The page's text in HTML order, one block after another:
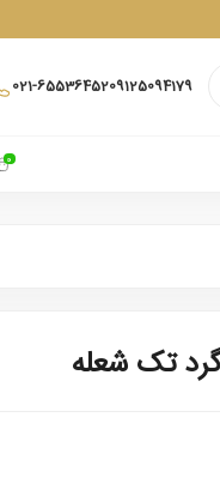
021-6553645209125094179
0
گرد تک شعله